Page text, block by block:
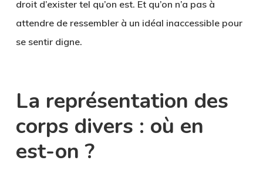
droit d’exister tel qu’on est. Et qu’on n’a pas à
attendre de ressembler à un idéal inaccessible pour
se sentir digne.
La représentation des
corps divers : où en
est-on ?